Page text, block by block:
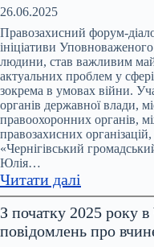
з
питань
та
протидії
та
торгівлі
людьми
при
26.06.2025
Правозахисний форум-
ініціативи
людини, став важливим
актуальних проблем у
зокрема в умовах війни.
органів державної влади,
правоохоронних органів,
правозахисних
«Чернігівський
Юлія…
Читати далі
В
Чернігові
відбувся
З початку 2025 року в
повідомлень про